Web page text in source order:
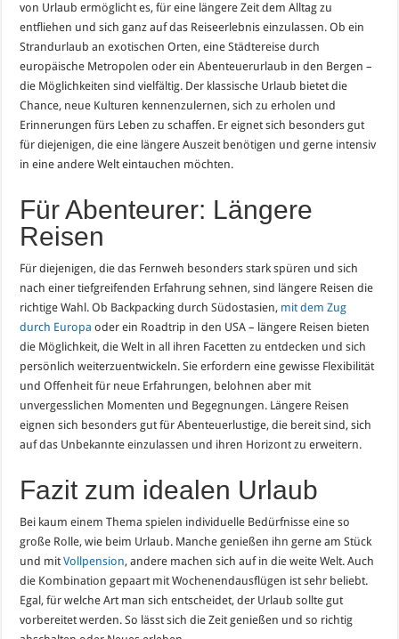
von Urlaub ermöglicht es, für eine längere Zeit dem Alltag zu
entfliehen und sich ganz auf das Reiseerlebnis einzulassen. Ob ein
Strandurlaub an exotischen Orten, eine Städtereise durch
europäische Metropolen oder ein Abenteuerurlaub in den Bergen –
die Möglichkeiten sind vielfältig. Der klassische Urlaub bietet die
Chance, neue Kulturen kennenzulernen, sich zu erholen und
Erinnerungen fürs Leben zu schaffen. Er eignet sich besonders gut
für diejenigen, die eine längere Auszeit benötigen und gerne intensiv
in eine andere Welt eintauchen möchten.
Für Abenteurer: Längere
Reisen
Für diejenigen, die das Fernweh besonders stark spüren und sich
nach einer tiefgreifenden Erfahrung sehnen, sind längere Reisen die
richtige Wahl. Ob Backpacking durch Südostasien, mit dem Zug
durch Europa oder ein Roadtrip in den USA – längere Reisen bieten
die Möglichkeit, die Welt in all ihren Facetten zu entdecken und sich
persönlich weiterzuentwickeln. Sie erfordern eine gewisse Flexibilität
und Offenheit für neue Erfahrungen, belohnen aber mit
unvergesslichen Momenten und Begegnungen. Längere Reisen
eignen sich besonders gut für Abenteuerlustige, die bereit sind, sich
auf das Unbekannte einzulassen und ihren Horizont zu erweitern.
Fazit zum idealen Urlaub
Bei kaum einem Thema spielen individuelle Bedürfnisse eine so
große Rolle, wie beim Urlaub. Manche genießen ihn gerne am Stück
und mitVollpension, andere machen sich auf in die weite Welt. Auch
die Kombination gepaart mit Wochenendausflügen ist sehr beliebt.
Egal, für welche Art man sich entscheidet, der Urlaub sollte gut
vorbereitet werden. So lässt sich die Zeit genießen und so richtig